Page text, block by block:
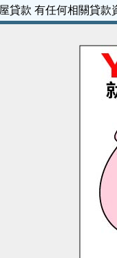
貸款 有任何相關貸款